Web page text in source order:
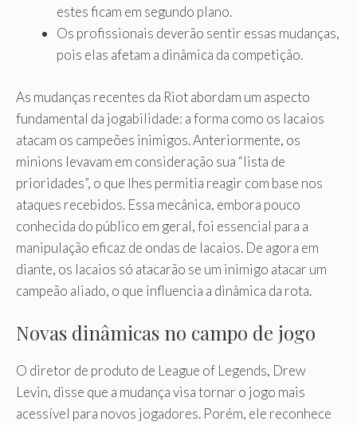
estes ficam em segundo plano.
Os profissionais deverão sentir essas mudanças,
pois elas afetam a dinâmica da competição.
As mudanças recentes da Riot abordam um aspecto
fundamental da jogabilidade: a forma como os lacaios
atacam os campeões inimigos. Anteriormente, os
minions levavam em consideração sua “lista de
prioridades”, o que lhes permitia reagir com base nos
ataques recebidos. Essa mecânica, embora pouco
conhecida do público em geral, foi essencial para a
manipulação eficaz de ondas de lacaios. De agora em
diante, os lacaios só atacarão se um inimigo atacar um
campeão aliado, o que influencia a dinâmica da rota.
Novas dinâmicas no campo de jogo
O diretor de produto de League of Legends, Drew
Levin, disse que a mudança visa tornar o jogo mais
acessível para novos jogadores. Porém, ele reconhece